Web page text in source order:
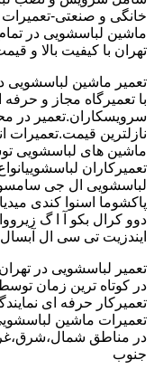
خانگی و صنعتی-تعمیرات
ماشین لباسشویی در
تهران با کیفیت بالا و
تعمیر ماشین لباسشویی
با تعمیرگاه مجاز و حرفه
سرویسکاران.تعمیر در
نازلترین قیمت.تعمیرات
ماشین های لباسشویی
تعمیرکاران
لباسشویی ال جی
پاکشوما اسنوا کندی
دوو کرال بکو آ ا گ
ایندزیت تی سی ال آبسال
تعمیر لباسشویی در
در کوتاه ترین زمان
تعمیرکار حرفه ای
تعمیرات ماشین
در مناطق
جنوب